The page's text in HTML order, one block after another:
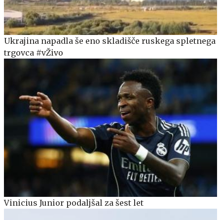
Ukrajina napadla še eno skladišče ruskega spletnega
trgovca #vŽivo
Vinicius Junior podaljšal za šest let